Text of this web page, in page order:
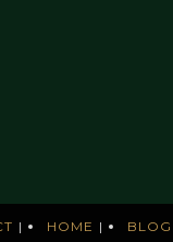
HOME BLOG